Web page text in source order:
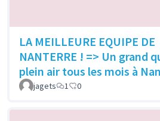
LA MEILLEURE EQUIPE DE
NANTERRE ! => Un grand
plein air tous les mois à
jagets 1 0